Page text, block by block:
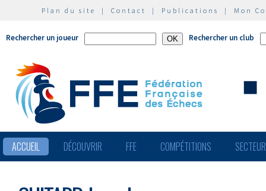
Plan du site | Contact | Publications | Mon
Rechercher un joueur Rechercher un club
ACCUEIL DÉCOUVRIR FFE COMPÉTITIONS